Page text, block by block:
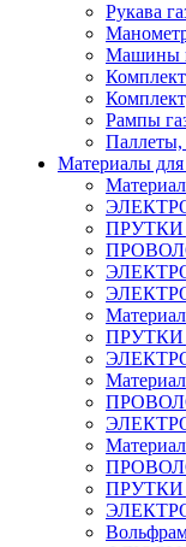
Рукава
Машины
Рампы
Паллеты,
Материалы
ПРУТКИ
ПРУТКИ
ПРУТКИ